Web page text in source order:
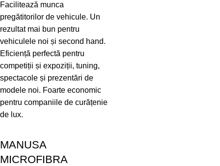
Facilitează munca
pregătitorilor de vehicule. Un
rezultat mai bun pentru
vehiculele noi și second hand.
Eficiență perfectă pentru
competiții și expoziții, tuning,
spectacole și prezentări de
modele noi. Foarte economic
pentru companiile de curățenie
de lux.
MANUSA
MICROFIBRA